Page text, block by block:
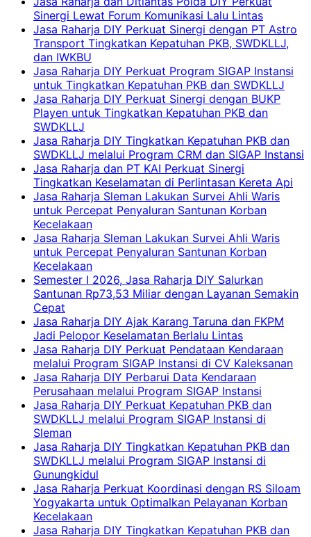
Sinergi Lewat Forum Komunikasi Lalu Lintas
Jasa Raharja DIY Perkuat Sinergi dengan PT Astro
Transport Tingkatkan Kepatuhan PKB, SWDKLLJ,
dan IWKBU
Jasa Raharja DIY Perkuat Program SIGAP Instansi
untuk Tingkatkan Kepatuhan PKB dan SWDKLLJ
Jasa Raharja DIY Perkuat Sinergi dengan BUKP
Playen untuk Tingkatkan Kepatuhan PKB dan
SWDKLLJ
Jasa Raharja DIY Tingkatkan Kepatuhan PKB dan
SWDKLLJ melalui Program CRM dan SIGAP Instansi
Jasa Raharja dan PT KAI Perkuat Sinergi
Tingkatkan Keselamatan di Perlintasan Kereta Api
Jasa Raharja Sleman Lakukan Survei Ahli Waris
untuk Percepat Penyaluran Santunan Korban
Kecelakaan
Jasa Raharja Sleman Lakukan Survei Ahli Waris
untuk Percepat Penyaluran Santunan Korban
Kecelakaan
Semester I 2026, Jasa Raharja DIY Salurkan
Santunan Rp73,53 Miliar dengan Layanan Semakin
Cepat
Jasa Raharja DIY Ajak Karang Taruna dan FKPM
Jadi Pelopor Keselamatan Berlalu Lintas
Jasa Raharja DIY Perkuat Pendataan Kendaraan
melalui Program SIGAP Instansi di CV Kaleksanan
Jasa Raharja DIY Perbarui Data Kendaraan
Perusahaan melalui Program SIGAP Instansi
Jasa Raharja DIY Perkuat Kepatuhan PKB dan
SWDKLLJ melalui Program SIGAP Instansi di
Sleman
Jasa Raharja DIY Tingkatkan Kepatuhan PKB dan
SWDKLLJ melalui Program SIGAP Instansi di
Gunungkidul
Jasa Raharja Perkuat Koordinasi dengan RS Siloam
Yogyakarta untuk Optimalkan Pelayanan Korban
Kecelakaan
Jasa Raharja DIY Tingkatkan Kepatuhan PKB dan